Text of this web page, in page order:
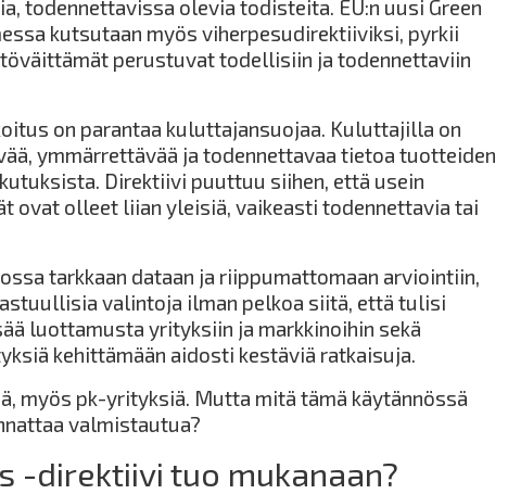
todennettavissa olevia todisteita. EU:n uusi Green
kutsutaan myös viherpesudirektiiviksi, pyrkii
perustuvat todellisiin ja todennettaviin
on parantaa kuluttajansuojaa. Kuluttajilla on
ymmärrettävää ja todennettavaa tietoa tuotteiden
Direktiivi puuttuu siihen, että usein
ovat olleet liian yleisiä, vaikeasti todennettavia tai
tarkkaan dataan ja riippumattomaan arviointiin,
valintoja ilman pelkoa siitä, että tulisi
luottamusta yrityksiin ja markkinoihin sekä
kehittämään aidosti kestäviä ratkaisuja.
myös pk-yrityksiä. Mutta mitä tämä käytännössä
valmistautua?
-direktiivi tuo mukanaan?